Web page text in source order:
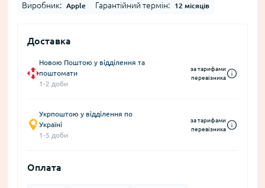
Виробник: Apple Гарантійний термін: 12 місяців
Доставка
Новою Поштою у відділення та
поштомати
1-2 доби
за тарифами
перевізника
Укрпоштою у відділення по
Україні
1-5 доби
за тарифами
перевізника
Оплата